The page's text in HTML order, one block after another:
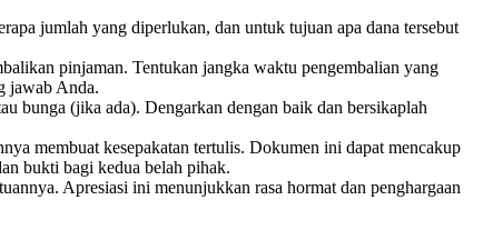
jumlah yang diperlukan, dan untuk tujuan apa dana tersebut
pinjaman. Tentukan jangka waktu pengembalian yang
jawab Anda.
bunga (jika ada). Dengarkan dengan baik dan bersikaplah
membuat kesepakatan tertulis. Dokumen ini dapat mencakup
bukti bagi kedua belah pihak.
Apresiasi ini menunjukkan rasa hormat dan penghargaan